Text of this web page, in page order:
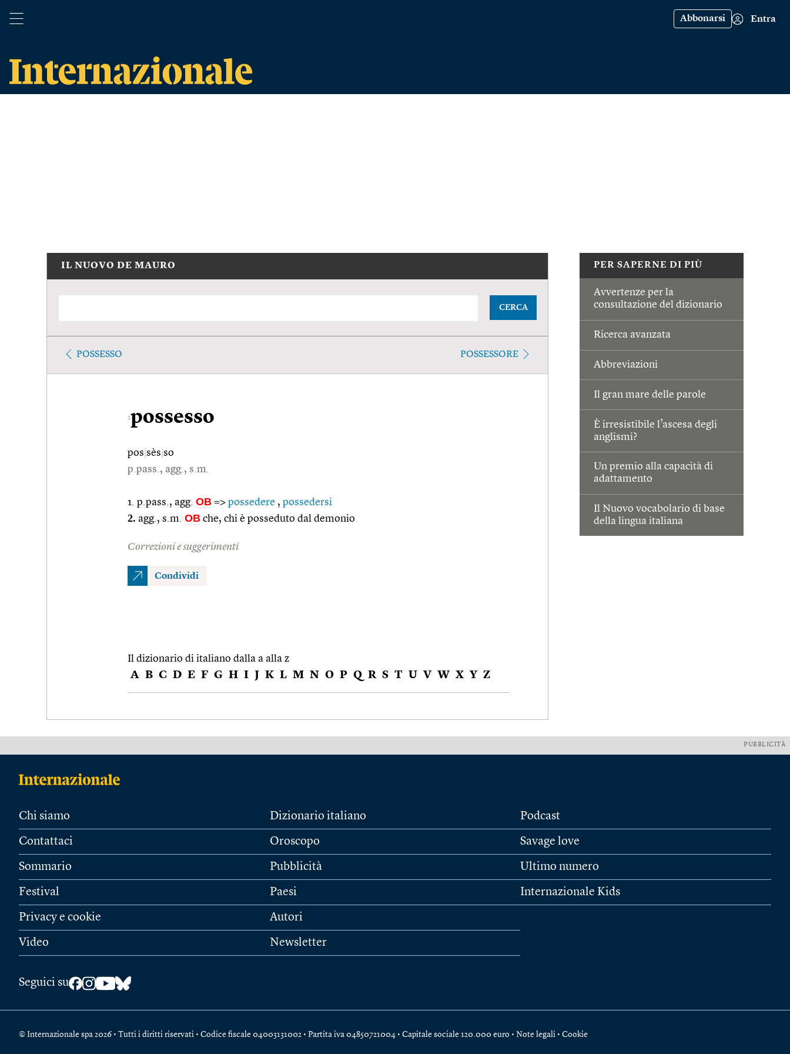
Abbonarsi Entra
PER SAPERNE DI PIÙ
Avvertenze per la
consultazione del dizionario
Ricerca avanzata
Abbreviazioni
Il gran mare delle parole
È irresistibile l’ascesa degli
anglismi?
Un premio alla capacità di
adattamento
Il Nuovo vocabolario di base
della lingua italiana
IL NUOVO DE MAURO
CERCA
POSSESSO POSSESSORE
2possesso
pos sès so
p.pass., agg., s.m.
1. p.pass., agg. OB => possedere , possedersi
2. agg., s.m. OB che, chi è posseduto dal demonio
Correzioni e suggerimenti
Condividi
Il dizionario di italiano dalla a alla z
A B C D E F G H I J K L M N O P Q R S T U V W X Y Z
PUBBLICITÀ
Chi siamo
Contattaci
Sommario
Festival
Privacy e cookie
Video
Dizionario italiano
Oroscopo
Pubblicità
Paesi
Autori
Newsletter
Podcast
Savage love
Ultimo numero
Internazionale Kids
Seguici su
© Internazionale spa 2026 • Tutti i diritti riservati • Codice fiscale 04003131002 • Partita iva 04850721004 • Capitale sociale 120.000 euro • Note legali • Cookie